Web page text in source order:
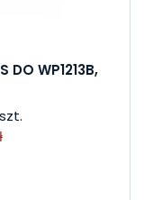
DO WP1213B,